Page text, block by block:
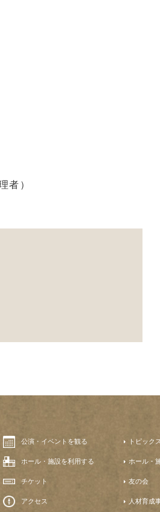
者）
公演・イベントを観る
ホール・施設を利用する
チケット
アクセス
トピック
ホール・
友の会
人材育成